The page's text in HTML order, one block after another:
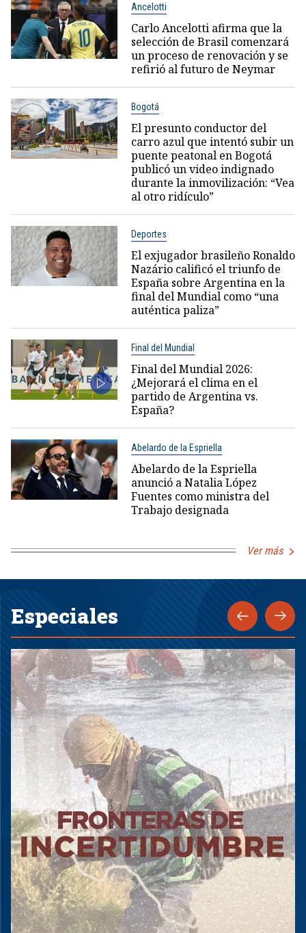
Ancelotti
Carlo Ancelotti afirma que la
selección de Brasil comenzará
un proceso de renovación y se
refirió al futuro de Neymar
Bogotá
El presunto conductor del
carro azul que intentó subir un
puente peatonal en Bogotá
publicó un video indignado
durante la inmovilización: “Vea
al otro ridículo”
Deportes
El exjugador brasileño Ronaldo
Nazário calificó el triunfo de
España sobre Argentina en la
final del Mundial como “una
auténtica paliza”
Final del Mundial
Final del Mundial 2026:
¿Mejorará el clima en el
partido de Argentina vs.
España?
Abelardo de la Espriella
Abelardo de la Espriella
anunció a Natalia López
Fuentes como ministra del
Trabajo designada
Ver más
Especiales